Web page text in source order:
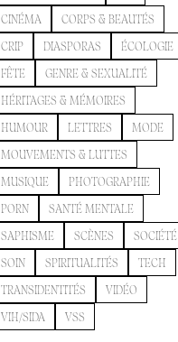
CINÉMA
CORPS & BEAUTÉS
CRIP
DIASPORAS
ÉCOLOGIE
FÊTE
GENRE & SEXUALITÉ
HÉRITAGES & MÉMOIRES
HUMOUR
LETTRES
MODE
MOUVEMENTS & LUTTES
MUSIQUE
PHOTOGRAPHIE
PORN
SANTÉ MENTALE
SAPHISME
SCÈNES
SOCIÉTÉ
SOIN
SPIRITUALITÉS
TECH
TRANSIDENTITÉS
VIDÉO
VIH/SIDA
VSS